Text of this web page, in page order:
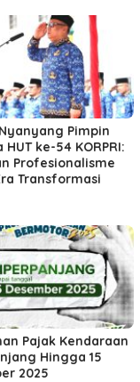
Pimpin
HUT ke-54 KORPRI:
Profesionalisme
Transformasi
Pajak Kendaraan
Hingga 15
2025